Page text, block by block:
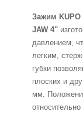
Зажим KUPO
JAW 4"
давлением,
легким,
губки
плоских и
мм.